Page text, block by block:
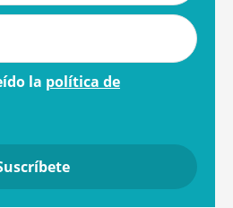
la política de